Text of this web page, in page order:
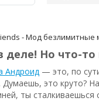
- Мод безлимитные
деле! Но что-то
Андроид — это, по
Думаешь, это круто?
ты